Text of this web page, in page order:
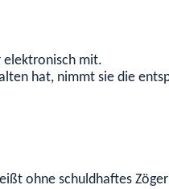
elektronisch mit.
hat, nimmt sie die
ohne schuldhaftes